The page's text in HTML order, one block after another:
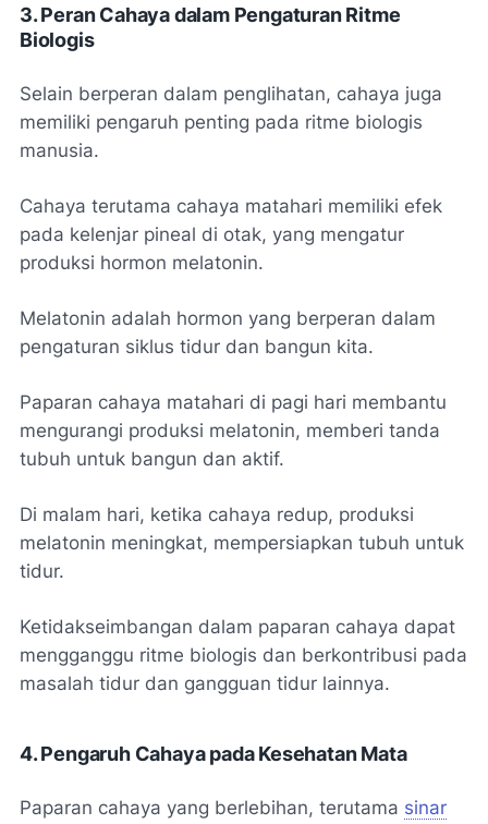
3. Peran Cahaya dalam Pengaturan Ritme
Biologis
Selain berperan dalam penglihatan, cahaya juga
memiliki pengaruh penting pada ritme biologis
manusia.
Cahaya terutama cahaya matahari memiliki efek
pada kelenjar pineal di otak, yang mengatur
produksi hormon melatonin.
Melatonin adalah hormon yang berperan dalam
pengaturan siklus tidur dan bangun kita.
Paparan cahaya matahari di pagi hari membantu
mengurangi produksi melatonin, memberi tanda
tubuh untuk bangun dan aktif.
Di malam hari, ketika cahaya redup, produksi
melatonin meningkat, mempersiapkan tubuh untuk
tidur.
Ketidakseimbangan dalam paparan cahaya dapat
mengganggu ritme biologis dan berkontribusi pada
masalah tidur dan gangguan tidur lainnya.
4. Pengaruh Cahaya pada Kesehatan Mata
Paparan cahaya yang berlebihan, terutama sinar